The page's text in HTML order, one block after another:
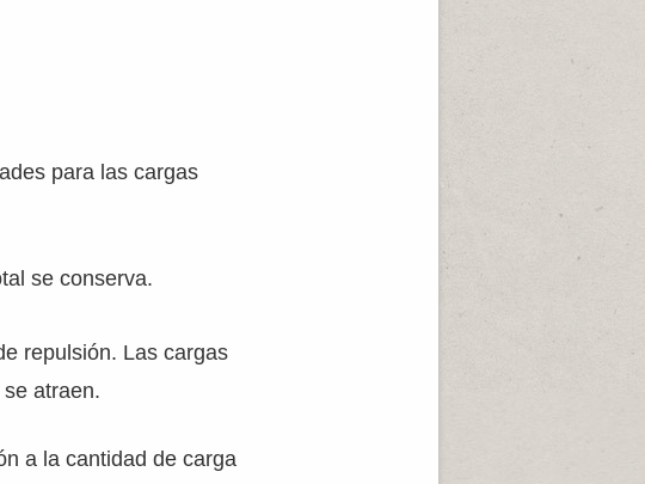
para las cargas
se conserva.
repulsión. Las cargas
atraen.
a la cantidad de carga